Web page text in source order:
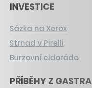
INVESTICE
Sázka na Xerox
Strnad v Pirelli
Burzovní eldorádo
PŘÍBĚHY Z GASTRA